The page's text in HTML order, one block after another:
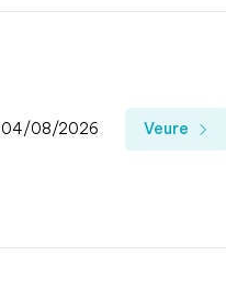
04/08/2026 Veure